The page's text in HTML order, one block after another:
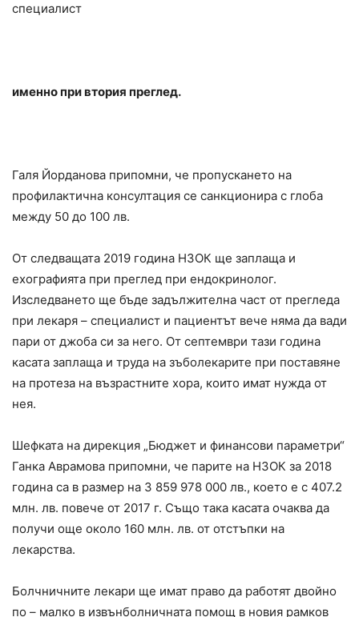
специалист
именно при втория преглед.
Галя Йорданова припомни, че пропускането на
профилактична консултация се санкционира с глоба
между 50 до 100 лв.
От следващата 2019 година НЗОК ще заплаща и
ехографията при преглед при ендокринолог.
Изследването ще бъде задължителна част от прегледа
при лекаря – специалист и пациентът вече няма да вади
пари от джоба си за него. От септември тази година
касата заплаща и труда на зъболекарите при поставяне
на протеза на възрастните хора, които имат нужда от
нея.
Шефката на дирекция „Бюджет и финансови параметри“
Ганка Аврамова припомни, че парите на НЗОК за 2018
година са в размер на 3 859 978 000 лв., което е с 407.2
млн. лв. повече от 2017 г. Също така касата очаква да
получи още около 160 млн. лв. от отстъпки на
лекарства.
Болчничните лекари ще имат право да работят двойно
по – малко в извънболничната помощ в новия рамков